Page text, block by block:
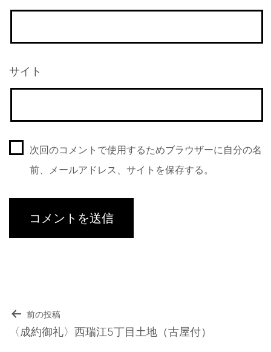
サイト
次回のコメントで使用するためブラウザーに自分の名
前、メールアドレス、サイトを保存する。
投
前の投稿
〈成約御礼〉西瑞江5丁目土地（古屋付）